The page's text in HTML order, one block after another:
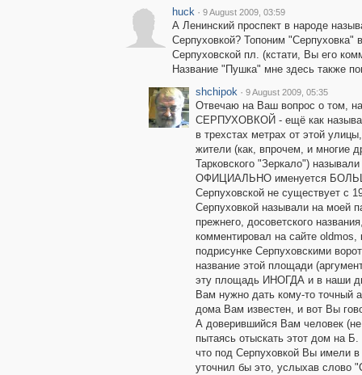
huck · 9 August 2009, 03:59
А Ленинский проспект в народе
Серпуховкой? Топоним "Серпуховка"
Серпуховской пл. (кстати, Вы его
Название "Пушка" мне здесь также
shchipok · 9 August 2009, 05:35
Отвечаю на Ваш вопрос о том,
СЕРПУХОВКОЙ - ещё как
в трехстах метрах от этой
жители (как, впрочем, и многие
Тарковского "Зеркало")
ОФИЦИАЛЬНО именуется
Серпуховской не существует с
Серпуховкой называли на моей
прежнего, досоветского
комментировал на сайте
подрисунке Серпуховскими
название этой площади
эту площадь ИНОГДА и в наши
Вам нужно дать кому-то точный
дома Вам известен, и вот Вы
А доверившийся Вам человек
пытаясь отыскать этот дом на
что под Серпуховкой Вы имели
уточнил бы это, услыхав слово